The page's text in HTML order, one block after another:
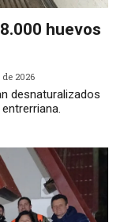
huevos
2026
desnaturalizados